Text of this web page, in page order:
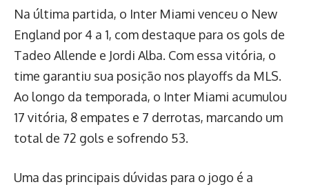
Na última partida, o Inter Miami venceu o New
England por 4 a 1, com destaque para os gols de
Tadeo Allende e Jordi Alba. Com essa vitória, o
time garantiu sua posição nos playoffs da MLS.
Ao longo da temporada, o Inter Miami acumulou
17 vitória, 8 empates e 7 derrotas, marcando um
total de 72 gols e sofrendo 53.
Uma das principais dúvidas para o jogo é a